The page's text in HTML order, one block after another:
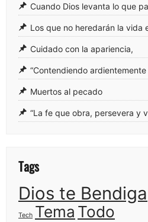
Cuando Dios levanta lo que
Los que no heredarán la vida
Cuidado con la apariencia,
“Contendiendo ardientemente
Muertos al pecado
“La fe que obra, persevera y
Tags
Dios te Bendiga
Tech Tema Todo